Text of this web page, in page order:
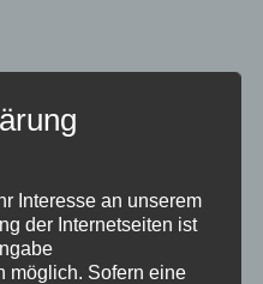
wir leider
vor, dass
werden, aber erst
Interesse an unserem
der Internetseiten ist
möglich. Sofern eine